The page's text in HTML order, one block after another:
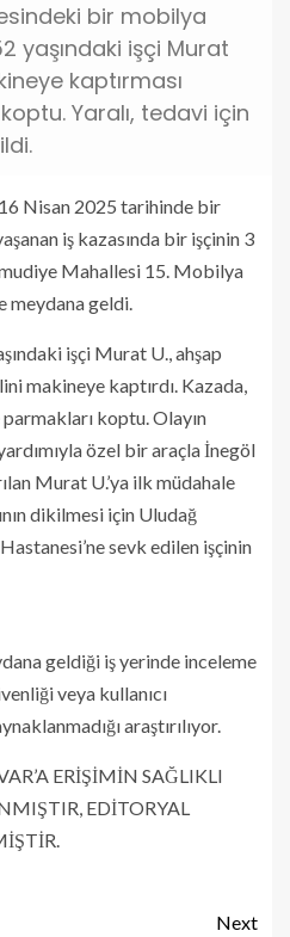
bir mobilya
yaşındaki işçi Murat
kaptırması
Yaralı, tedavi için
16 Nisan 2025 tarihinde bir
iş kazasında bir işçinin 3
Mahallesi 15. Mobilya
meydana geldi.
işçi Murat U., ahşap
makineye kaptırdı. Kazada,
koptu. Olayın
özel bir araçla İnegöl
Murat U.’ya ilk müdahale
dikilmesi için Uludağ
sevk edilen işçinin
geldiği iş yerinde inceleme
veya kullanıcı
araştırılıyor.
ERİŞİMİN SAĞLIKLI
EDİTORYAL
Next